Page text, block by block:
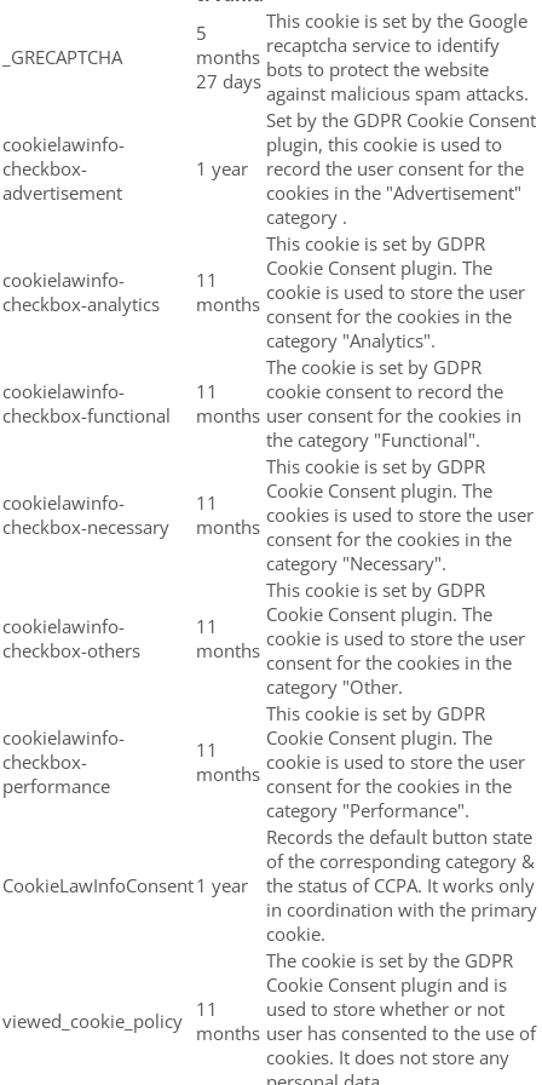
_GRECAPTCHA
5
months
27 days
This cookie is set by the Google
recaptcha service to identify
bots to protect the website
against malicious spam attacks.
cookielawinfo-
checkbox-
advertisement
1 year
Set by the GDPR Cookie Consent
plugin, this cookie is used to
record the user consent for the
cookies in the "Advertisement"
category .
cookielawinfo-
checkbox-analytics
11
months
This cookie is set by GDPR
Cookie Consent plugin. The
cookie is used to store the user
consent for the cookies in the
category "Analytics".
cookielawinfo-
checkbox-functional
11
months
The cookie is set by GDPR
cookie consent to record the
user consent for the cookies in
the category "Functional".
cookielawinfo-
checkbox-necessary
11
months
This cookie is set by GDPR
Cookie Consent plugin. The
cookies is used to store the user
consent for the cookies in the
category "Necessary".
cookielawinfo-
checkbox-others
11
months
This cookie is set by GDPR
Cookie Consent plugin. The
cookie is used to store the user
consent for the cookies in the
category "Other.
cookielawinfo-
checkbox-
performance
11
months
This cookie is set by GDPR
Cookie Consent plugin. The
cookie is used to store the user
consent for the cookies in the
category "Performance".
CookieLawInfoConsent1 year
Records the default button state
of the corresponding category &
the status of CCPA. It works only
in coordination with the primary
cookie.
viewed_cookie_policy 11
months
The cookie is set by the GDPR
Cookie Consent plugin and is
used to store whether or not
user has consented to the use of
cookies. It does not store any